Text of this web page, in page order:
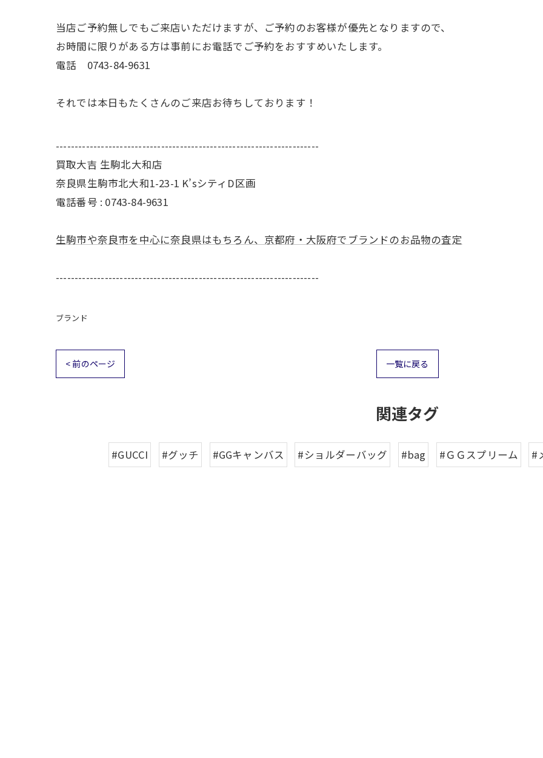
当店ご予約無しでもご来店いただけますが、ご予約のお客様が優先となりますので、
お時間に限りがある方は事前にお電話でご予約をおすすめいたします。
電話 0743-84-9631
それでは本日もたくさんのご来店お待ちしております！
----------------------------------------------------------------------
買取大吉 生駒北大和店
奈良県生駒市北大和1-23-1 K’sシティD区画
電話番号 : 0743-84-9631
生駒市や奈良市を中心に奈良県はもちろん、京都府・大阪府でブランドのお品物の査定
----------------------------------------------------------------------
ブランド
< 前のページ 一覧に戻る
関連タグ
#GUCCI #グッチ #GGキャンバス #ショルダーバッグ #bag #ＧＧスプリーム #